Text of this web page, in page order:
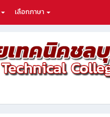
เลือกภาษา